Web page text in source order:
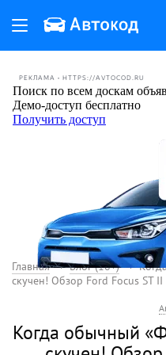
РЕКЛАМА • HTTPS://AVTOCOD.RU
Главная Блог (18+)
скучен! Обзор Ford Focus ST
Когда обычный